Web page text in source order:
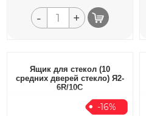
- +
Ящик для стекол (10
средних дверей стекло) Я2-
6R/10С
-16%